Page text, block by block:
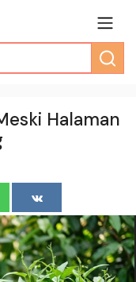
Halaman